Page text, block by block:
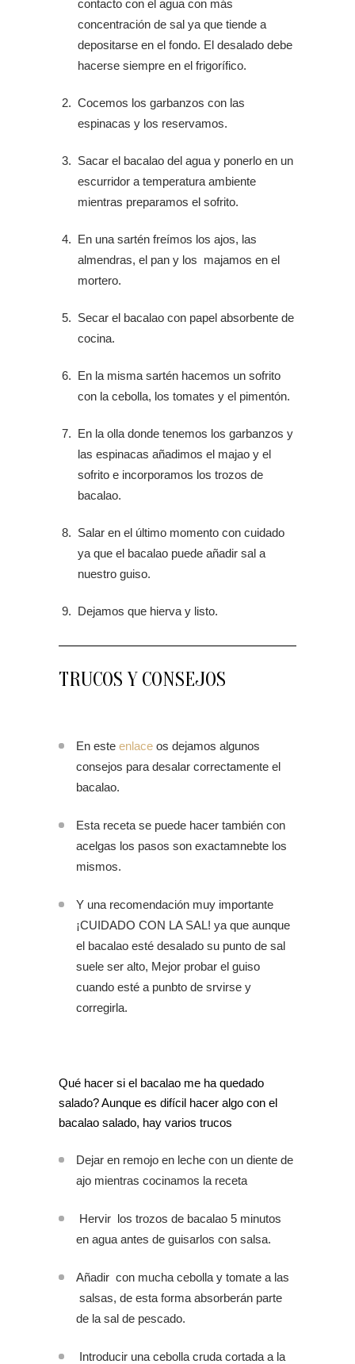
contacto con el agua con más
concentración de sal ya que tiende a
depositarse en el fondo. El desalado debe
hacerse siempre en el frigorífico.
Cocemos los garbanzos con las
espinacas y los reservamos.
Sacar el bacalao del agua y ponerlo en un
escurridor a temperatura ambiente
mientras preparamos el sofrito.
En una sartén freímos los ajos, las
almendras, el pan y los majamos en el
mortero.
Secar el bacalao con papel absorbente de
cocina.
En la misma sartén hacemos un sofrito
con la cebolla, los tomates y el pimentón.
En la olla donde tenemos los garbanzos y
las espinacas añadimos el majao y el
sofrito e incorporamos los trozos de
bacalao.
Salar en el último momento con cuidado
ya que el bacalao puede añadir sal a
nuestro guiso.
Dejamos que hierva y listo.
TRUCOS Y CONSEJOS
En este enlace os dejamos algunos
consejos para desalar correctamente el
bacalao.
Esta receta se puede hacer también con
acelgas los pasos son exactamnebte los
mismos.
Y una recomendación muy importante
¡CUIDADO CON LA SAL! ya que aunque
el bacalao esté desalado su punto de sal
suele ser alto, Mejor probar el guiso
cuando esté a punbto de srvirse y
corregirla.
Qué hacer si el bacalao me ha quedado
salado? Aunque es difícil hacer algo con el
bacalao salado, hay varios trucos
Dejar en remojo en leche con un diente de
ajo mientras cocinamos la receta
Hervir los trozos de bacalao 5 minutos
en agua antes de guisarlos con salsa.
Añadir con mucha cebolla y tomate a las
salsas, de esta forma absorberán parte
de la sal de pescado.
Introducir una cebolla cruda cortada a la